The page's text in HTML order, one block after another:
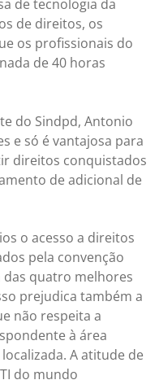
de tecnologia da
de direitos, os
os profissionais do
de 40 horas
do Sindpd, Antonio
e só é vantajosa para
direitos conquistados
de adicional de
o acesso a direitos
pela convenção
das quatro melhores
prejudica também a
não respeita a
à área
A atitude de
do mundo